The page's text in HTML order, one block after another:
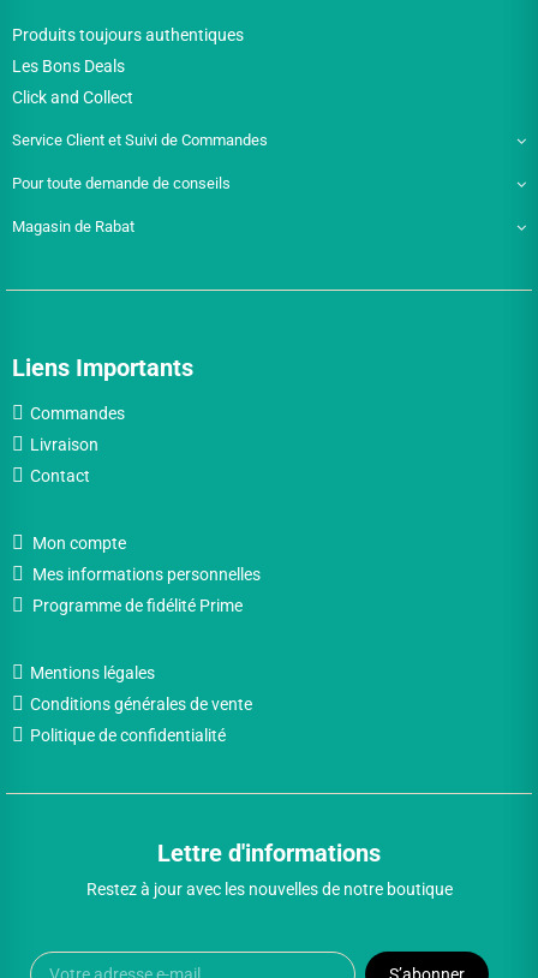
Produits toujours authentiques
Les Bons Deals
Click and Collect
Service Client et Suivi de Commandes
Pour toute demande de conseils
Magasin de Rabat
Liens Importants
Commandes
Livraison
Contact
Mon compte
Mes informations personnelles
Programme de fidélité Prime
Mentions légales
Conditions générales de vente
Politique de confidentialité
Lettre d'informations
Restez à jour avec les nouvelles de notre boutique